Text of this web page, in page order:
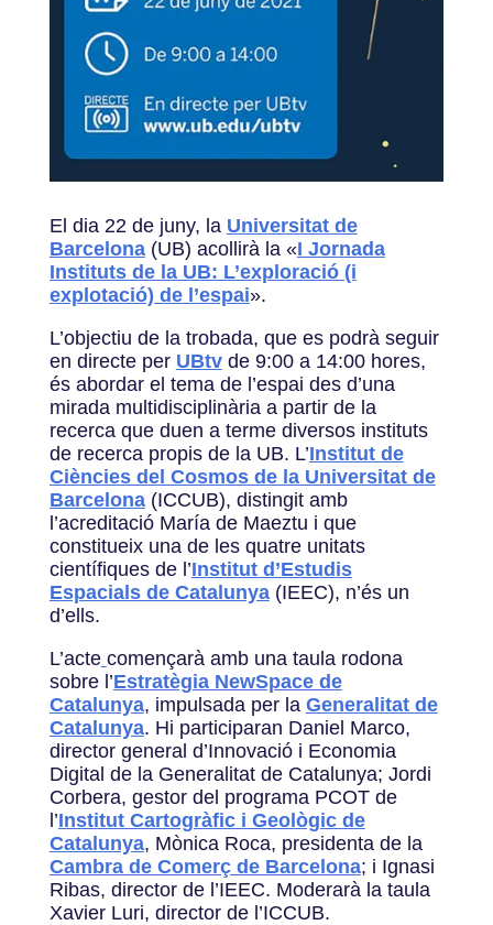
El dia 22 de juny, la Universitat de
Barcelona(UB) acollirà la «I Jornada
Instituts de la UB: L’exploració (i
explotació) de l’espai».
L’objectiu de la trobada, que es podrà seguir
en directe per UBtvde 9:00 a 14:00 hores,
és abordar el tema de l’espai des d’una
mirada multidisciplinària a partir de la
recerca que duen a terme diversos instituts
de recerca propis de la UB. L’Institut de
Ciències del Cosmos de la Universitat de
Barcelona(ICCUB), distingit amb
l’acreditació María de Maeztu i que
constitueix una de les quatre unitats
científiques de l’Institut d’Estudis
Espacials de Catalunya(IEEC), n’és un
d’ells.
L’acte començarà amb una taula rodona
sobre l’Estratègia NewSpace de
Catalunya, impulsada per la Generalitat de
Catalunya. Hi participaran Daniel Marco,
director general d’Innovació i Economia
Digital de la Generalitat de Catalunya; Jordi
Corbera, gestor del programa PCOT de
l’Institut Cartogràfic i Geològic de
Catalunya, Mònica Roca, presidenta de la
Cambra de Comerç de Barcelona; i Ignasi
Ribas, director de l’IEEC. Moderarà la taula
Xavier Luri, director de l’ICCUB.